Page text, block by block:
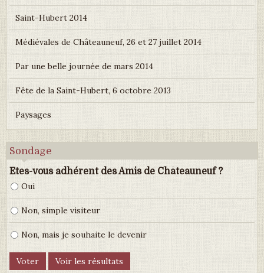
Saint-Hubert 2014
Médiévales de Châteauneuf, 26 et 27 juillet 2014
Par une belle journée de mars 2014
Fête de la Saint-Hubert, 6 octobre 2013
Paysages
Sondage
Etes-vous adhérent des Amis de Châteauneuf ?
Oui
Non, simple visiteur
Non, mais je souhaite le devenir